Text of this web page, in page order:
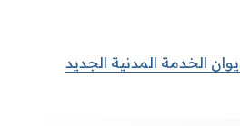
الخدمة المدنية الجديد